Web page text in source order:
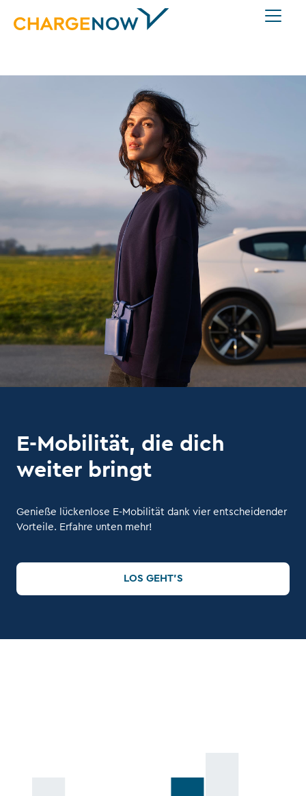
E-Mobilität, die dich
weiter bringt
Genieße lückenlose E-Mobilität dank vier entscheidender
Vorteile. Erfahre unten mehr!
LOS GEHT’S